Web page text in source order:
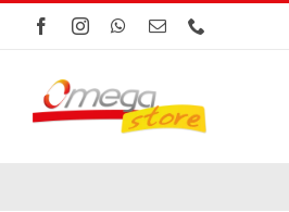
Saltar
contenido